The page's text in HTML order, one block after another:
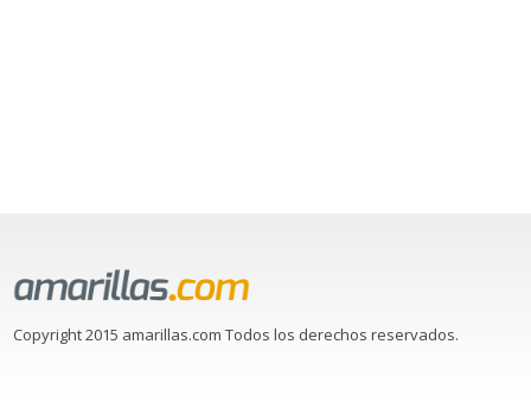
Copyright 2015 amarillas.com Todos los derechos reservados.